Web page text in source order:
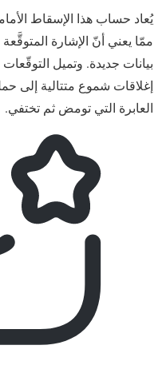
يُعاد حساب هذا الإسقاط
ممّا يعني أنّ الإشارة
بيانات جديدة. وتميل
إغلاقات شموع متتالية إلى
العابرة التي تومض ثم تختفي.